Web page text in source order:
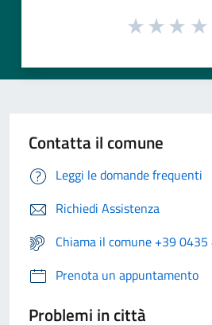
Contatta il comune
Leggi le domande frequenti
Richiedi Assistenza
Chiama il comune +39
Prenota un appuntamento
Problemi in città